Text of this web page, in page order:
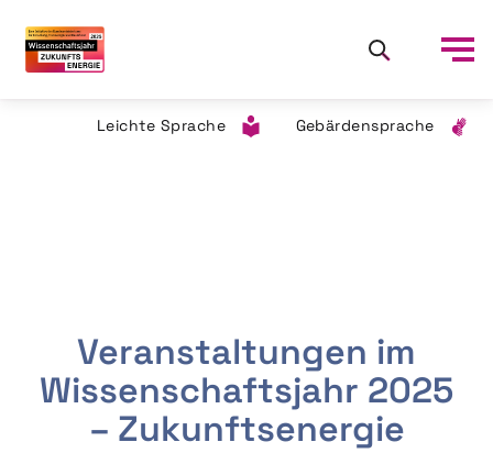
Leichte Sprache Gebärdensprache
Veranstaltungen im
Wissenschaftsjahr 2025
– Zukunftsenergie